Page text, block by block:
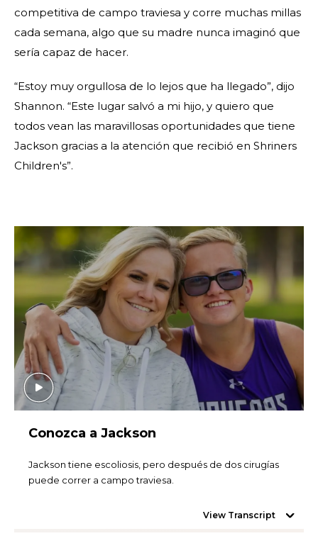
competitiva de campo traviesa y corre muchas millas
cada semana, algo que su madre nunca imaginó que
sería capaz de hacer.
“Estoy muy orgullosa de lo lejos que ha llegado”, dijo
Shannon. “Este lugar salvó a mi hijo, y quiero que
todos vean las maravillosas oportunidades que tiene
Jackson gracias a la atención que recibió en Shriners
Children's”.
Conozca a Jackson
Jackson tiene escoliosis, pero después de dos cirugías
puede correr a campo traviesa.
View Transcript